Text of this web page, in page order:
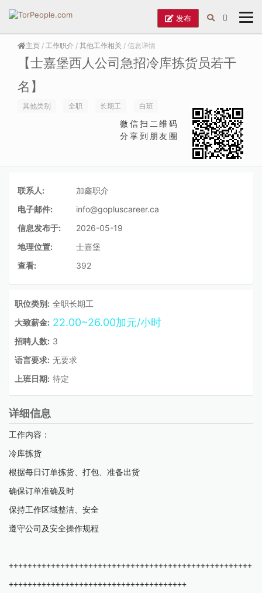
发布
主页 / 工作职介 / 其他工作相关 / 信息详情
【士嘉堡西人公司急招冷库拣货员若干
名】
其他类别 全职 长期工 白班
微信扫二维码
分享到朋友圈
联系人:
加鑫职介
电子邮件:
info@gopluscareer.ca
信息发布于:
2026-05-19
地理位置:
士嘉堡
查看:
392
职位类别: 全职长期工
大致薪金: 22.00~26.00加元/小时
招聘人数: 3
语言要求: 无要求
上班日期: 待定
详细信息
工作内容：
冷库拣货
根据每日订单拣货、打包、准备出货
确保订单准确及时
保持工作区域整洁、安全
遵守公司及安全操作规程
++++++++++++++++++++++++++++++++++++++++++++++++++++
++++++++++++++++++++++++++++++++++++++